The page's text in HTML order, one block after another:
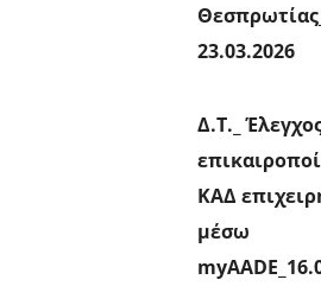
23.03.2026
Δ.Τ._
ΚΑΔ
μέσω